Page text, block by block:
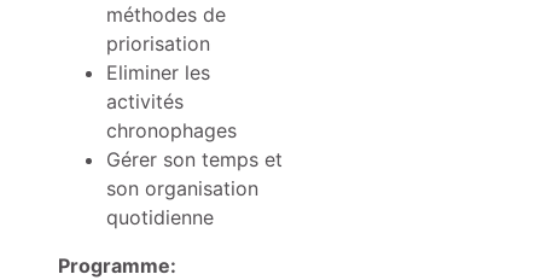
méthodes de
priorisation
Eliminer les
activités
chronophages
Gérer son temps et
son organisation
quotidienne
Programme: